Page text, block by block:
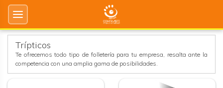
Trípticos
Te ofrecemos todo tipo de folletería para tu empresa, resalta ante la
competencia con una amplia gama de posibilidades.